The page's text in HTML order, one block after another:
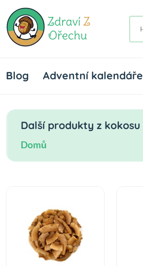
Blog Adventní kalendáře
Další produkty z kokosu
Domů